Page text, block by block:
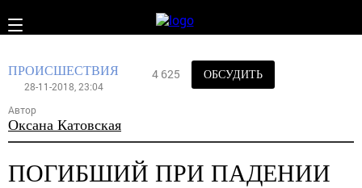
ПРОИСШЕСТВИЯ
28-11-2018, 23:04
Автор
Оксана Катовская
4 625 ОБСУДИТЬ
ПОГИБШИЙ ПРИ ПАДЕНИИ